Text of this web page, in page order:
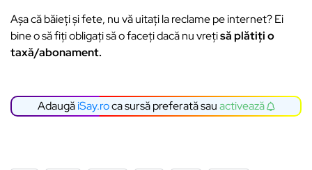
Așa că băieți și fete, nu vă uitați la reclame pe internet? Ei
bine o să fiți obligați să o faceți dacă nu vrețisă plătiți o
taxă/abonament.
AdaugăiSay.roca sursă preferată sauactivează